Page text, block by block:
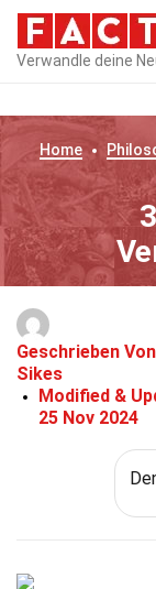
Verwandle deine
Home
Geschrieben
Sikes
Modified &
25 Nov 2024